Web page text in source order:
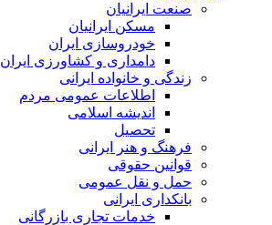
صنعت ایرانیان
مسکن ایرانیان
خودروسازی ایران
دامداری و کشاورزی ایران
زندگی و خانواده ایرانی
اطلاعات عمومی مردم
اندیشه اسلامی
تحصیل
فرهنگ و هنر ایرانی
قوانین حقوقی
حمل و نقل عمومی
بانکداری ایرانی
خدمات تجاری بازرگانی